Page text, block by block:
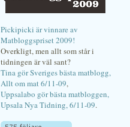
Pickipicki är vinnare av
Matbloggspriset 2009!
Overkligt, men allt som står i
tidningen är väl sant?
Tina gör Sveriges bästa matblogg,
Allt om mat 6/11-09,
Uppsalabo gör bästa matbloggen,
Upsala Nya Tidning, 6/11-09.